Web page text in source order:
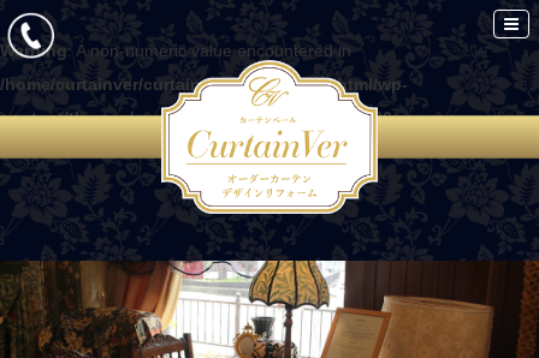
Warning: A non-numeric value encountered in
/home/curtainver/curtain-ver.com/public_html/wp-
content/themes/curtain/functions.php
on line 86